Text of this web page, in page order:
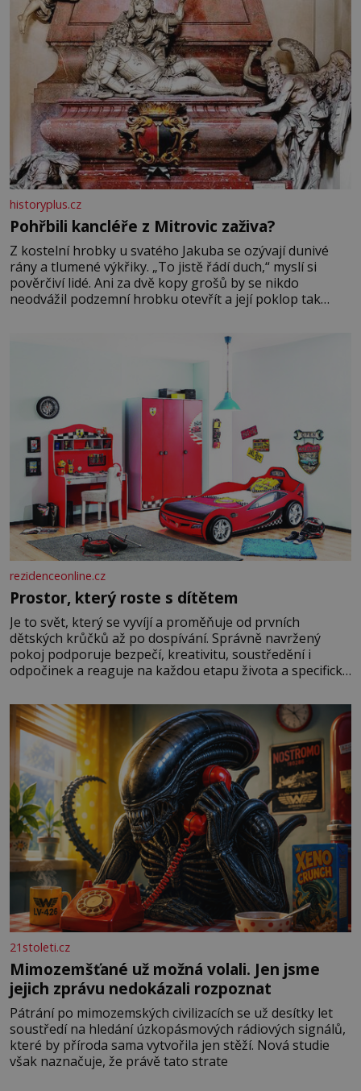
historyplus.cz
Pohřbili kancléře z Mitrovic zaživa?
Z kostelní hrobky u svatého Jakuba se ozývají dunivé
rány a tlumené výkřiky. „To jistě řádí duch,“ myslí si
pověrčiví lidé. Ani za dvě kopy grošů by se nikdo
neodvážil podzemní hrobku otevřít a její poklop tak
rezidenceonline.cz
Prostor, který roste s dítětem
Je to svět, který se vyvíjí a proměňuje od prvních
dětských krůčků až po dospívání. Správně navržený
pokoj podporuje bezpečí, kreativitu, soustředění i
odpočinek a reaguje na každou etapu života a specifické
měkkost a bezpečí, proto by pokoj miminka měl působit
především klidně a útulně. Předškolní věk je
21stoleti.cz
Mimozemšťané už možná volali. Jen jsme
jejich zprávu nedokázali rozpoznat
Pátrání po mimozemských civilizacích se už desítky let
soustředí na hledání úzkopásmových rádiových signálů,
které by příroda sama vytvořila jen stěží. Nová studie
však naznačuje, že právě tato strate